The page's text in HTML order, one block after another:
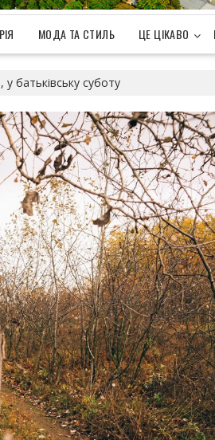
МОДА ТА СТИЛЬ ЦЕ ЦІКАВО
батьківську суботу